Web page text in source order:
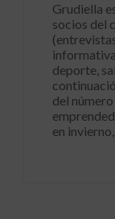
Grudiella
socios del
deporte,
del
en